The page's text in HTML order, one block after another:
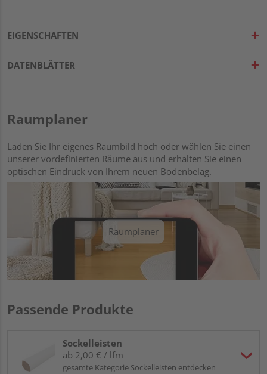
EIGENSCHAFTEN
DATENBLÄTTER
Raumplaner
Laden Sie Ihr eigenes Raumbild hoch oder wählen Sie einen
unserer vordefinierten Räume aus und erhalten Sie einen
optischen Eindruck von Ihrem neuen Bodenbelag.
Raumplaner
Passende Produkte
Sockelleisten
ab 2,00 € / lfm
gesamte Kategorie Sockelleisten entdecken